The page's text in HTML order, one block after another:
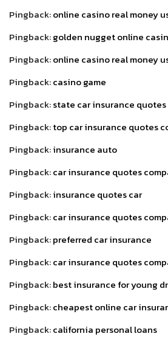
Pingback:online casino real money
Pingback:golden nugget online
Pingback:online casino real money
Pingback:casino game
Pingback:state car insurance quotes
Pingback:top car insurance quotes
Pingback:insurance auto
Pingback:car insurance quotes
Pingback:insurance quotes car
Pingback:car insurance quotes
Pingback:preferred car insurance
Pingback:car insurance quotes
Pingback:best insurance for young
Pingback:cheapest online car
Pingback:california personal loans